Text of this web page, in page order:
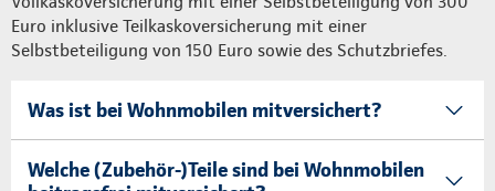
Euro inklusive Teilkaskoversicherung mit einer
Selbstbeteiligung von 150 Euro sowie des Schutzbriefes.
Was ist bei Wohnmobilen mitversichert?
Welche (Zubehör-)Teile sind bei Wohnmobilen